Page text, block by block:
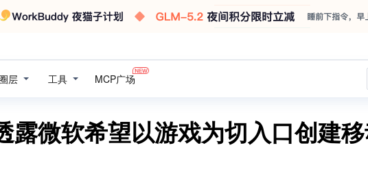
圈层 工具 MCP广场
露微软希望以游戏为切入口创建